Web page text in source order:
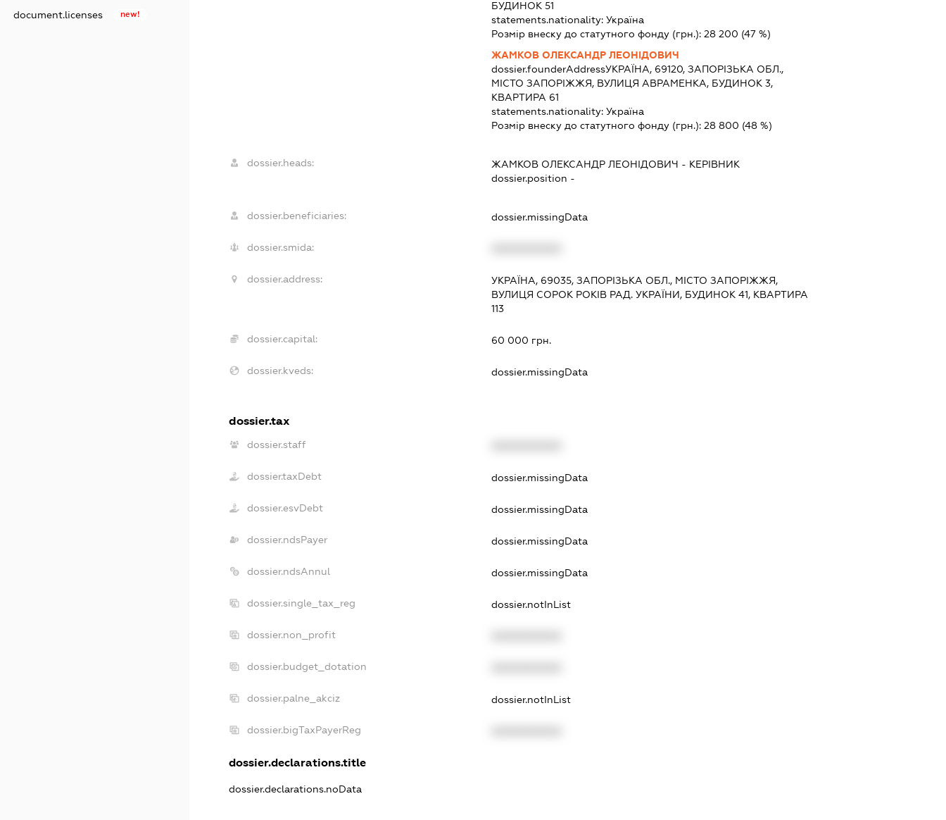
document.licenses new!
БУДИНОК 51
statements.nationality: Україна
Розмір внеску до статутного фонду (грн.): 28 200 (47 %)
ЖАМКОВ ОЛЕКСАНДР ЛЕОНІДОВИЧ
dossier.founderAddressУКРАЇНА, 69120, ЗАПОРІЗЬКА ОБЛ.,
МІСТО ЗАПОРІЖЖЯ, ВУЛИЦЯ АВРАМЕНКА, БУДИНОК 3,
КВАРТИРА 61
statements.nationality: Україна
Розмір внеску до статутного фонду (грн.): 28 800 (48 %)
dossier.heads: ЖАМКОВ ОЛЕКСАНДР ЛЕОНІДОВИЧ - КЕРІВНИК
dossier.position -
dossier.beneficiaries: dossier.missingData
dossier.smida:
dossier.address:
УКРАЇНА, 69035, ЗАПОРІЗЬКА ОБЛ., МІСТО ЗАПОРІЖЖЯ,
ВУЛИЦЯ СОРОК РОКІВ РАД. УКРАЇНИ, БУДИНОК 41, КВАРТИРА
113
dossier.capital: 60 000 грн.
dossier.kveds: dossier.missingData
dossier.tax
dossier.staff
dossier.taxDebt dossier.missingData
dossier.esvDebt dossier.missingData
dossier.ndsPayer dossier.missingData
dossier.ndsAnnul dossier.missingData
dossier.single_tax_reg dossier.notInList
dossier.non_profit
dossier.budget_dotation
dossier.palne_akciz dossier.notInList
dossier.bigTaxPayerReg
dossier.declarations.title
dossier.declarations.noData